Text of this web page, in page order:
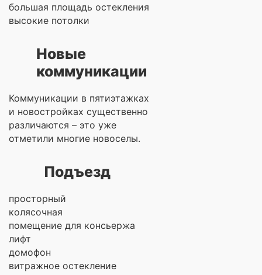
большая площадь остекления
высокие потолки
Новые
коммуникации
Коммуникации в пятиэтажках
и новостройках существенно
различаются – это уже
отметили многие новоселы.
Подъезд
просторный
колясочная
помещение для консьержа
лифт
домофон
витражное остекление